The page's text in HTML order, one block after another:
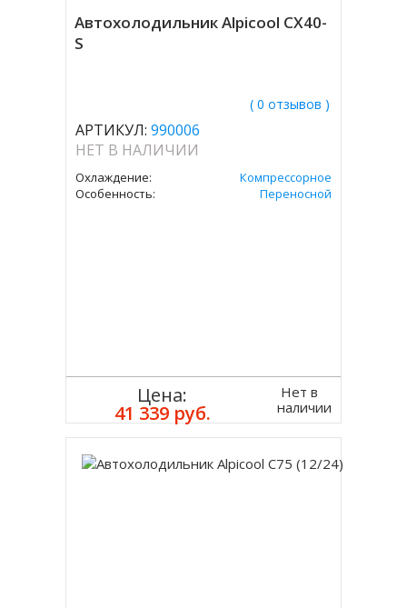
Автохолодильник Alpicool CX40-
S
( 0 отзывов )
АРТИКУЛ: 990006
НЕТ В НАЛИЧИИ
Охлаждение:
Компрессорное
Особенность:
Переносной
Цена:
41 339 руб.
Нет в
наличии